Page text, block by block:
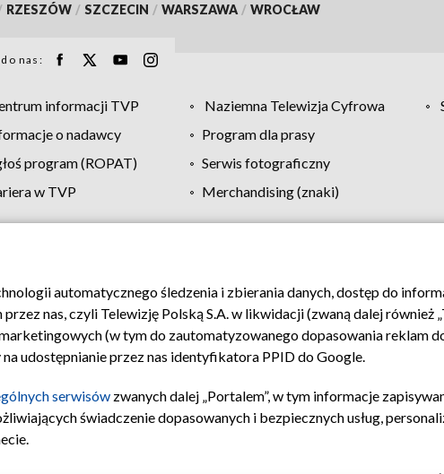
RZESZÓW / SZCZECIN / WARSZAWA / WROCŁAW
do nas:
informacji TVP Naziemna Telewizja Cyfrowa
o nadawcy
Program dla prasy
program (ROPAT)
Serwis fotograficzny
w TVP
Merchandising (znaki)
Moje zgody Pomoc Biuro reklamy Kontakt
automatycznego śledzenia i zbierania danych, dostęp do
nas, czyli Telewizję Polską S.A. w likwidacji (zwaną dalej również
(w tym do zautomatyzowanego dopasowania reklam
udostępnianie przez nas identyfikatora PPID do Google.
serwisów zwanych dalej „Portalem”, w tym informacje
świadczenie dopasowanych i bezpiecznych usług,